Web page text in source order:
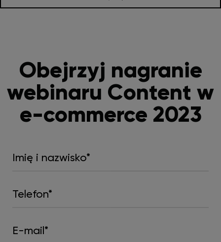
Obejrzyj nagranie
webinaru Content w
e-commerce 2023
Imię
i
Telefon
E-
mail *